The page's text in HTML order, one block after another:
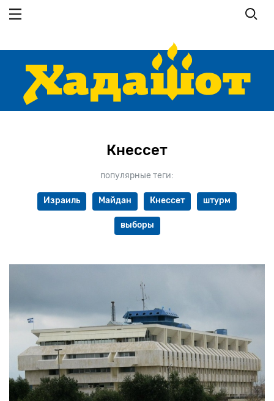
Кнессет
популярные теги:
Израиль Майдан Кнессет штурм
выборы